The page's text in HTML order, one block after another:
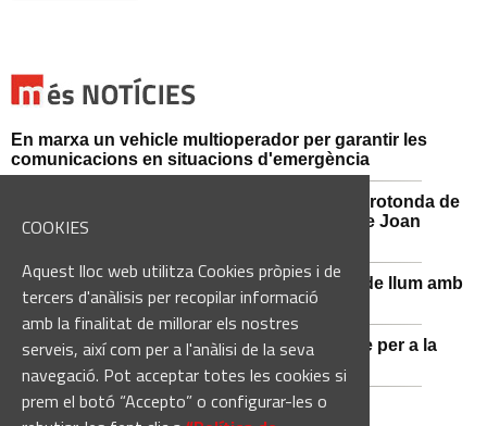
COOKIES
Aquest lloc web utilitza Cookies pròpies i de
tercers d'anàlisis per recopilar informació
amb la finalitat de millorar els nostres
serveis, així com per a l'anàlisi de la seva
navegació. Pot acceptar totes les cookies si
prem el botó “Accepto” o configurar-les o
En marxa un vehicle multioperador per garantir les
comunicacions en situacions d'emergència
Afectacions al trànsit aquest divendres a la rotonda de
l'Avinguda dels Dolors amb el carrer Alcalde Joan
Sant Vicenç de Castellet renova 570 punts de llum amb
tecnologia LED
Castellbell i el Vilar adquireix un nou vehicle per a la
Guàrdia Municipal